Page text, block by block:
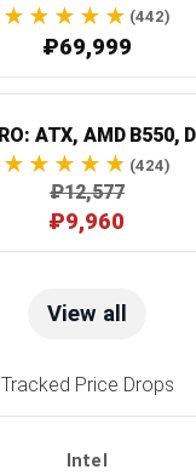
(442)
₽69,999
ATX, AMD B550,
(424)
₽12,577
₽9,960
View all
Tracked Price Drops
Intel